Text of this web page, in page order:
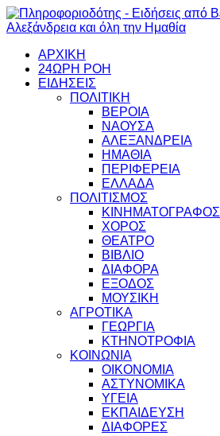
ΑΡΧΙΚΗ
24ΩΡΗ ΡΟΗ
ΕΙΔΗΣΕΙΣ
ΠΟΛΙΤΙΚΗ
ΒΕΡΟΙΑ
ΝΑΟΥΣΑ
ΑΛΕΞΑΝΔΡΕΙΑ
ΗΜΑΘΙΑ
ΠΕΡΙΦΕΡΕΙΑ
ΕΛΛΑΔΑ
ΠΟΛΙΤΙΣΜΟΣ
ΚΙΝΗΜΑΤΟΓΡΑΦΟΣ
ΧΟΡΟΣ
ΘΕΑΤΡΟ
ΒΙΒΛΙΟ
ΔΙΑΦΟΡΑ
ΕΞΟΔΟΣ
ΜΟΥΣΙΚΗ
ΑΓΡΟΤΙΚΑ
ΓΕΩΡΓΙΑ
ΚΤΗΝΟΤΡΟΦΙΑ
ΚΟΙΝΩΝΙΑ
ΟΙΚΟΝΟΜΙΑ
ΑΣΤΥΝΟΜΙΚΑ
ΥΓΕΙΑ
ΕΚΠΑΙΔΕΥΣΗ
ΔΙΑΦΟΡΕΣ